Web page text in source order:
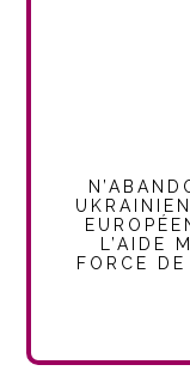
L’AIDE
FORCE